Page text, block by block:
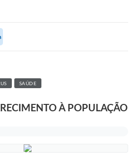
SAÚDE
À POPULAÇÃO